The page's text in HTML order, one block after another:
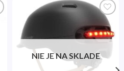
Pridať
do
zoznamu
NIE JE NA SKLADE